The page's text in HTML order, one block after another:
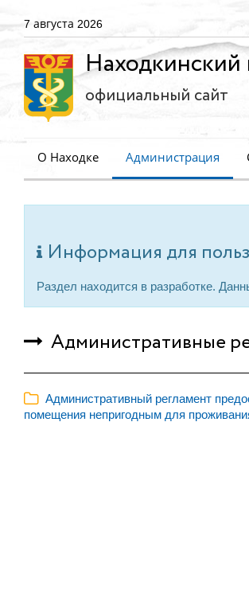
7 августа 2026
Находкинский
официальный сайт
О Находке Администрация
Информация для
Раздел находится в разработке.
Административные
Административный регламент
помещения непригодным для